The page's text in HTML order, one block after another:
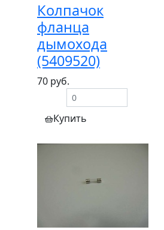
Колпачок
фланца
дымохода
(5409520)
70 руб.
Купить